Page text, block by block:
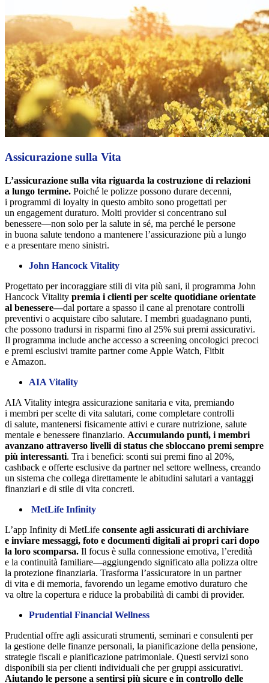
Assicurazione sulla Vita
L’assicurazione sulla vita riguarda la costruzione di relazioni
a lungo termine. Poiché le polizze possono durare decenni,
i programmi di loyalty in questo ambito sono progettati per
un engagement duraturo. Molti provider si concentrano sul
benessere—non solo per la salute in sé, ma perché le persone
in buona salute tendono a mantenere l’assicurazione più a lungo
e a presentare meno sinistri.
John Hancock Vitality
Progettato per incoraggiare stili di vita più sani, il programma John
Hancock Vitality premia i clienti per scelte quotidiane orientate
al benessere—dal portare a spasso il cane al prenotare controlli
preventivi o acquistare cibo salutare. I membri guadagnano punti,
che possono tradursi in risparmi fino al 25% sui premi assicurativi.
Il programma include anche accesso a screening oncologici precoci
e premi esclusivi tramite partner come Apple Watch, Fitbit
e Amazon.
AIA Vitality
AIA Vitality integra assicurazione sanitaria e vita, premiando
i membri per scelte di vita salutari, come completare controlli
di salute, mantenersi fisicamente attivi e curare nutrizione, salute
mentale e benessere finanziario. Accumulando punti, i membri
avanzano attraverso livelli di status che sbloccano premi sempre
più interessanti. Tra i benefici: sconti sui premi fino al 20%,
cashback e offerte esclusive da partner nel settore wellness, creando
un sistema che collega direttamente le abitudini salutari a vantaggi
finanziari e di stile di vita concreti.
MetLife Infinity
L’app Infinity di MetLife consente agli assicurati di archiviare
e inviare messaggi, foto e documenti digitali ai propri cari dopo
la loro scomparsa. Il focus è sulla connessione emotiva, l’eredità
e la continuità familiare—aggiungendo significato alla polizza oltre
la protezione finanziaria. Trasforma l’assicuratore in un partner
di vita e di memoria, favorendo un legame emotivo duraturo che
va oltre la copertura e riduce la probabilità di cambi di provider.
Prudential Financial Wellness
Prudential offre agli assicurati strumenti, seminari e consulenti per
la gestione delle finanze personali, la pianificazione della pensione,
strategie fiscali e pianificazione patrimoniale. Questi servizi sono
disponibili sia per clienti individuali che per gruppi assicurativi.
Aiutando le persone a sentirsi più sicure e in controllo delle